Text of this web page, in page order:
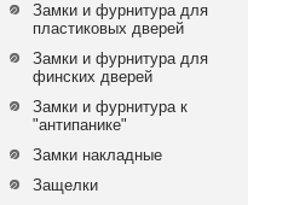
Замки и фурнитура для
пластиковых дверей
Замки и фурнитура для
финских дверей
Замки и фурнитура к
"антипанике"
Замки накладные
Защелки